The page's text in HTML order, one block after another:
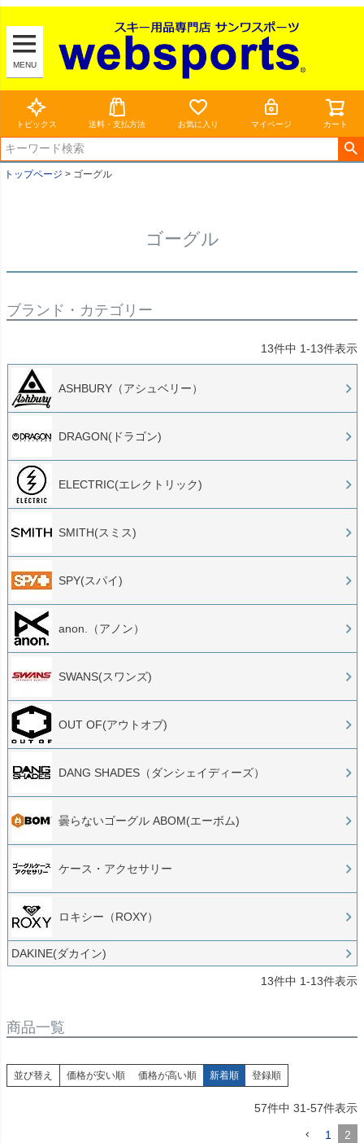
MENU
トピックス 送料・支払方法 お気に入り マイページ カート
トップページ ゴーグル
ゴーグル
ブランド・カテゴリー
13件中 1-13件表示
ASHBURY（アシュベリー）
DRAGON(ドラゴン)
ELECTRIC(エレクトリック)
SMITH(スミス)
SPY(スパイ)
anon.（アノン）
SWANS(スワンズ)
OUT OF(アウトオブ)
DANG SHADES（ダンシェイディーズ）
曇らないゴーグル ABOM(エーボム)
ケース・アクセサリー
ロキシー（ROXY）
DAKINE(ダカイン)
13件中 1-13件表示
商品一覧
並び替え 価格が安い順 価格が高い順 新着順 登録順
57件中 31-57件表示
1 2